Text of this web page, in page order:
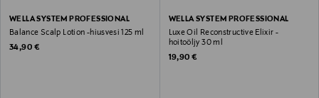
WELLA SYSTEM PROFESSIONAL
Balance Scalp Lotion -hiusvesi 125 ml
Original Price
34,90 €
WELLA SYSTEM PROFESSIONAL
Luxe Oil Reconstructive Elixir -
hoitoöljy 30 ml
Original Price
19,90 €